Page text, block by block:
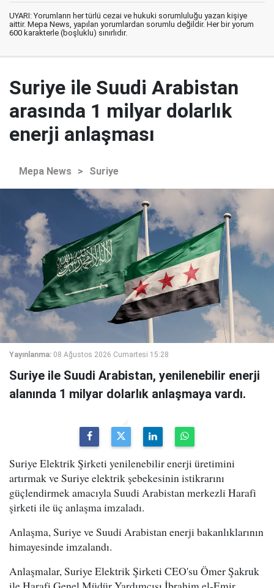
UYARI: Yorumların her türlü cezai ve hukuki sorumluluğu yazan kişiye
aittir. Mepa News, yapılan yorumlardan sorumlu değildir. Her bir yorum
600 karakterle (boşluklu) sınırlıdır.
Suriye ile Suudi Arabistan
arasında 1 milyar dolarlık
enerji anlaşması
Mepa News > Suriye
Yayınlanma: 08 Ağustos 2026 Cumartesi 15:28
Suriye ile Suudi Arabistan, yenilenebilir enerji
alanında 1 milyar dolarlık anlaşmaya vardı.
Suriye Elektrik Şirketi yenilenebilir enerji üretimini
artırmak ve Suriye elektrik şebekesinin istikrarını
güçlendirmek amacıyla Suudi Arabistan merkezli Harafi
şirketi ile üç anlaşma imzaladı.
Anlaşma, Suriye ve Suudi Arabistan enerji bakanlıklarının
himayesinde imzalandı.
Anlaşmalar, Suriye Elektrik Şirketi CEO'su Ömer Şakruk